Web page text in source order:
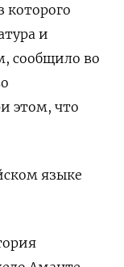
которого
и
сообщило во
этом, ‌что
языке